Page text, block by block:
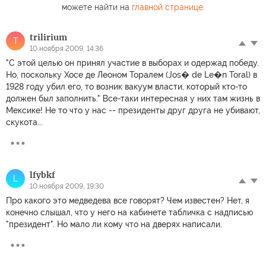
можете найти на главной странице.
T trilirium
10 ноября 2009, 14:36
"С этой целью он принял участие в выборах и одержад победу.
Но, поскольку Хосе де Леоном Торалем (Jos� de Le�n Toral) в
1928 году убил его, то возник вакуум власти, который кто-то
должен был заполнить." Все-таки интересная у них там жизнь в
Мексике! Не то что у нас -- президенты друг друга не убивают,
скукота...
L lfybkf
10 ноября 2009, 19:30
Про какого это медведева все говорят? Чем известен? Нет, я
конечно слышал, что у него на кабинете табличка с надписью
"президент". Но мало ли кому что на дверях написали.